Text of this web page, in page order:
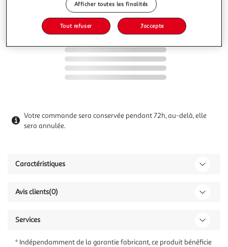
Votre commande sera conservée pendant 72h, au-delà, elle
sera annulée.
Caractéristiques
Avis clients(0)
Services
* Indépendamment de la garantie fabricant, ce produit bénéficie
Afficher toutes les finalités
Tout refuser J'accepte